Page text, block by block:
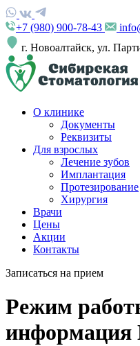
+7 (980) 900-78-43
г. Новоалтайск, ул.
О клинике
Документы
Реквизиты
Для взрослых
Лечение зубов
Имплантация
Протезирование
Хирургия
Врачи
Цены
Акции
Контакты
Записаться на прием
Режим
информация